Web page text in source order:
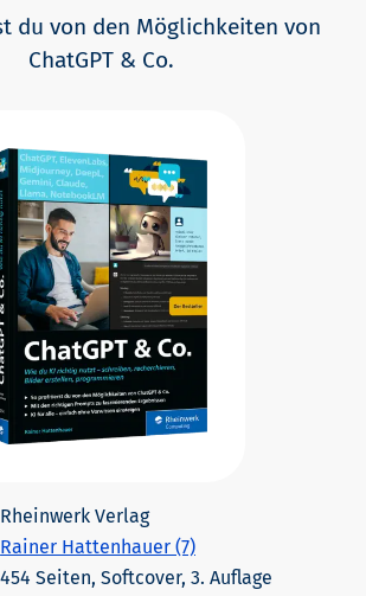
du von den Möglichkeiten von
ChatGPT & Co.
Rheinwerk Verlag
Rainer Hattenhauer (7)
454 Seiten, Softcover, 3. Auflage